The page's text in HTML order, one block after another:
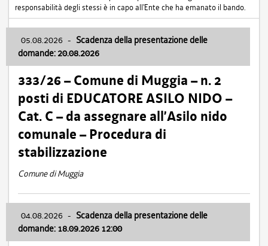
responsabilità degli stessi è in capo all'Ente che ha emanato il bando.
05.08.2026 - Scadenza della presentazione delle
domande: 20.08.2026
333/26 – Comune di Muggia – n. 2
posti di EDUCATORE ASILO NIDO –
Cat. C – da assegnare all’Asilo nido
comunale – Procedura di
stabilizzazione
Comune di Muggia
04.08.2026 - Scadenza della presentazione delle
domande: 18.09.2026 12:00